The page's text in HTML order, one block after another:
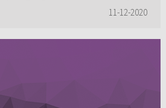
11-12-2020